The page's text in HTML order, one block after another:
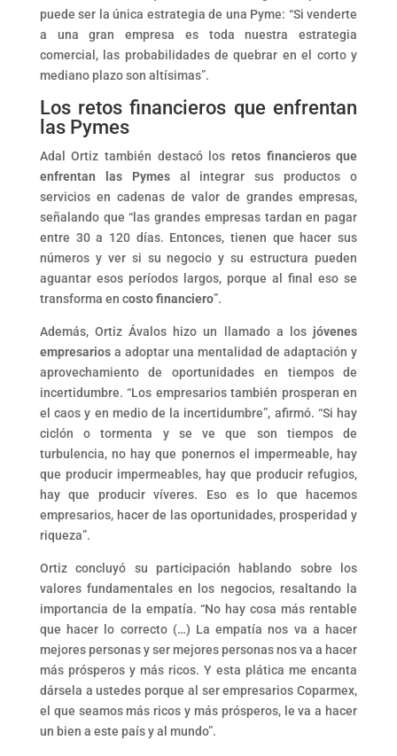
puede ser la única estrategia de una Pyme: “Si venderte
a una gran empresa es toda nuestra estrategia
comercial, las probabilidades de quebrar en el corto y
mediano plazo son altísimas”.
Los retos financieros que enfrentan
las Pymes
Adal Ortiz también destacó los retos financieros que
enfrentan las Pymesal integrar sus productos o
servicios en cadenas de valor de grandes empresas,
señalando que “las grandes empresas tardan en pagar
entre 30 a 120 días. Entonces, tienen que hacer sus
números y ver si su negocio y su estructura pueden
aguantar esos períodos largos, porque al final eso se
transforma en costo financiero”.
Además, Ortiz Ávalos hizo un llamado a los jóvenes
empresariosa adoptar una mentalidad de adaptación y
aprovechamiento de oportunidades en tiempos de
incertidumbre. “Los empresarios también prosperan en
el caos y en medio de la incertidumbre”, afirmó. “Si hay
ciclón o tormenta y se ve que son tiempos de
turbulencia, no hay que ponernos el impermeable, hay
que producir impermeables, hay que producir refugios,
hay que producir víveres. Eso es lo que hacemos
empresarios, hacer de las oportunidades, prosperidad y
riqueza”.
Ortiz concluyó su participación hablando sobre los
valores fundamentales en los negocios, resaltando la
importancia de la empatía. “No hay cosa más rentable
que hacer lo correcto (…) La empatía nos va a hacer
mejores personas y ser mejores personas nos va a hacer
más prósperos y más ricos. Y esta plática me encanta
dársela a ustedes porque al ser empresarios Coparmex,
el que seamos más ricos y más prósperos, le va a hacer
un bien a este país y al mundo”.